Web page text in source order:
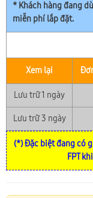
* Khách hàng đang
miễn phí lắp đặt.
Xem lại
Lưu trữ 1 ngày
Lưu trữ 3 ngày
(*) Đặc biệt đang có
FPT